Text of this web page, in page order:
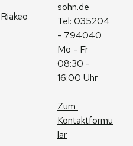
Riakeo
sohn.de
Tel: 035204
- 794040
Mo - Fr
08:30 -
16:00 Uhr
Zum
Kontaktformu
lar